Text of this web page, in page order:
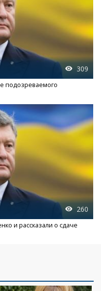
309
подозреваемого
260
и рассказали о сдаче